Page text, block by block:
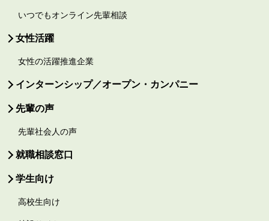
いつでもオンライン先輩相談
女性活躍
女性の活躍推進企業
インターンシップ／オープン・カンパニー
先輩の声
先輩社会人の声
就職相談窓口
学生向け
高校生向け